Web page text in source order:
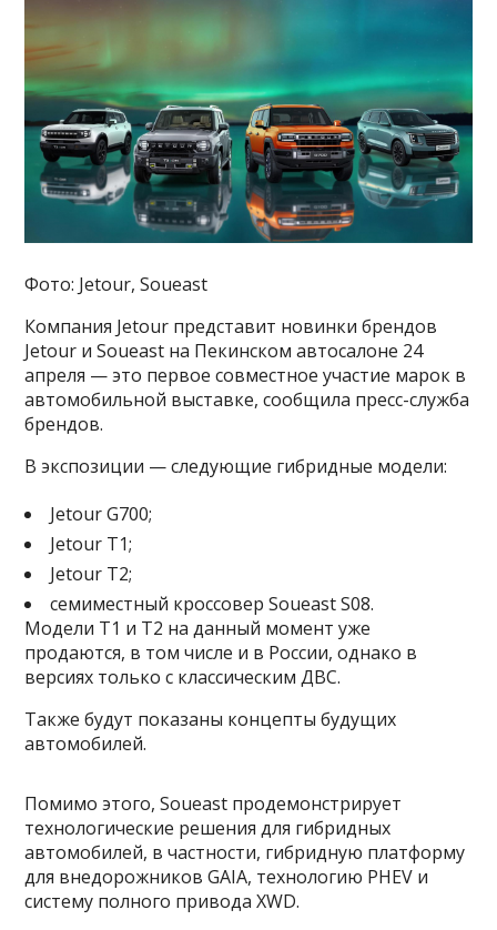
Фото: Jetour, Soueast
Компания Jetour представит новинки брендов
Jetour и Soueast на Пекинском автосалоне 24
апреля — это первое совместное участие марок в
автомобильной выставке, сообщила пресс-служба
брендов.
В экспозиции — следующие гибридные модели:
Jetour G700;
Jetour T1;
Jetour T2;
семиместный кроссовер Soueast S08.
Модели T1 и T2 на данный момент уже
продаются, в том числе и в России, однако в
версиях только с классическим ДВС.
Также будут показаны концепты будущих
автомобилей.
Помимо этого, Soueast продемонстрирует
технологические решения для гибридных
автомобилей, в частности, гибридную платформу
для внедорожников GAIA, технологию PHEV и
систему полного привода XWD.